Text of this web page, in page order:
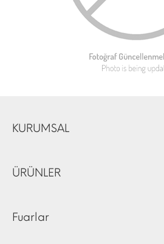
KURUMSAL
ÜRÜNLER
Fuarlar